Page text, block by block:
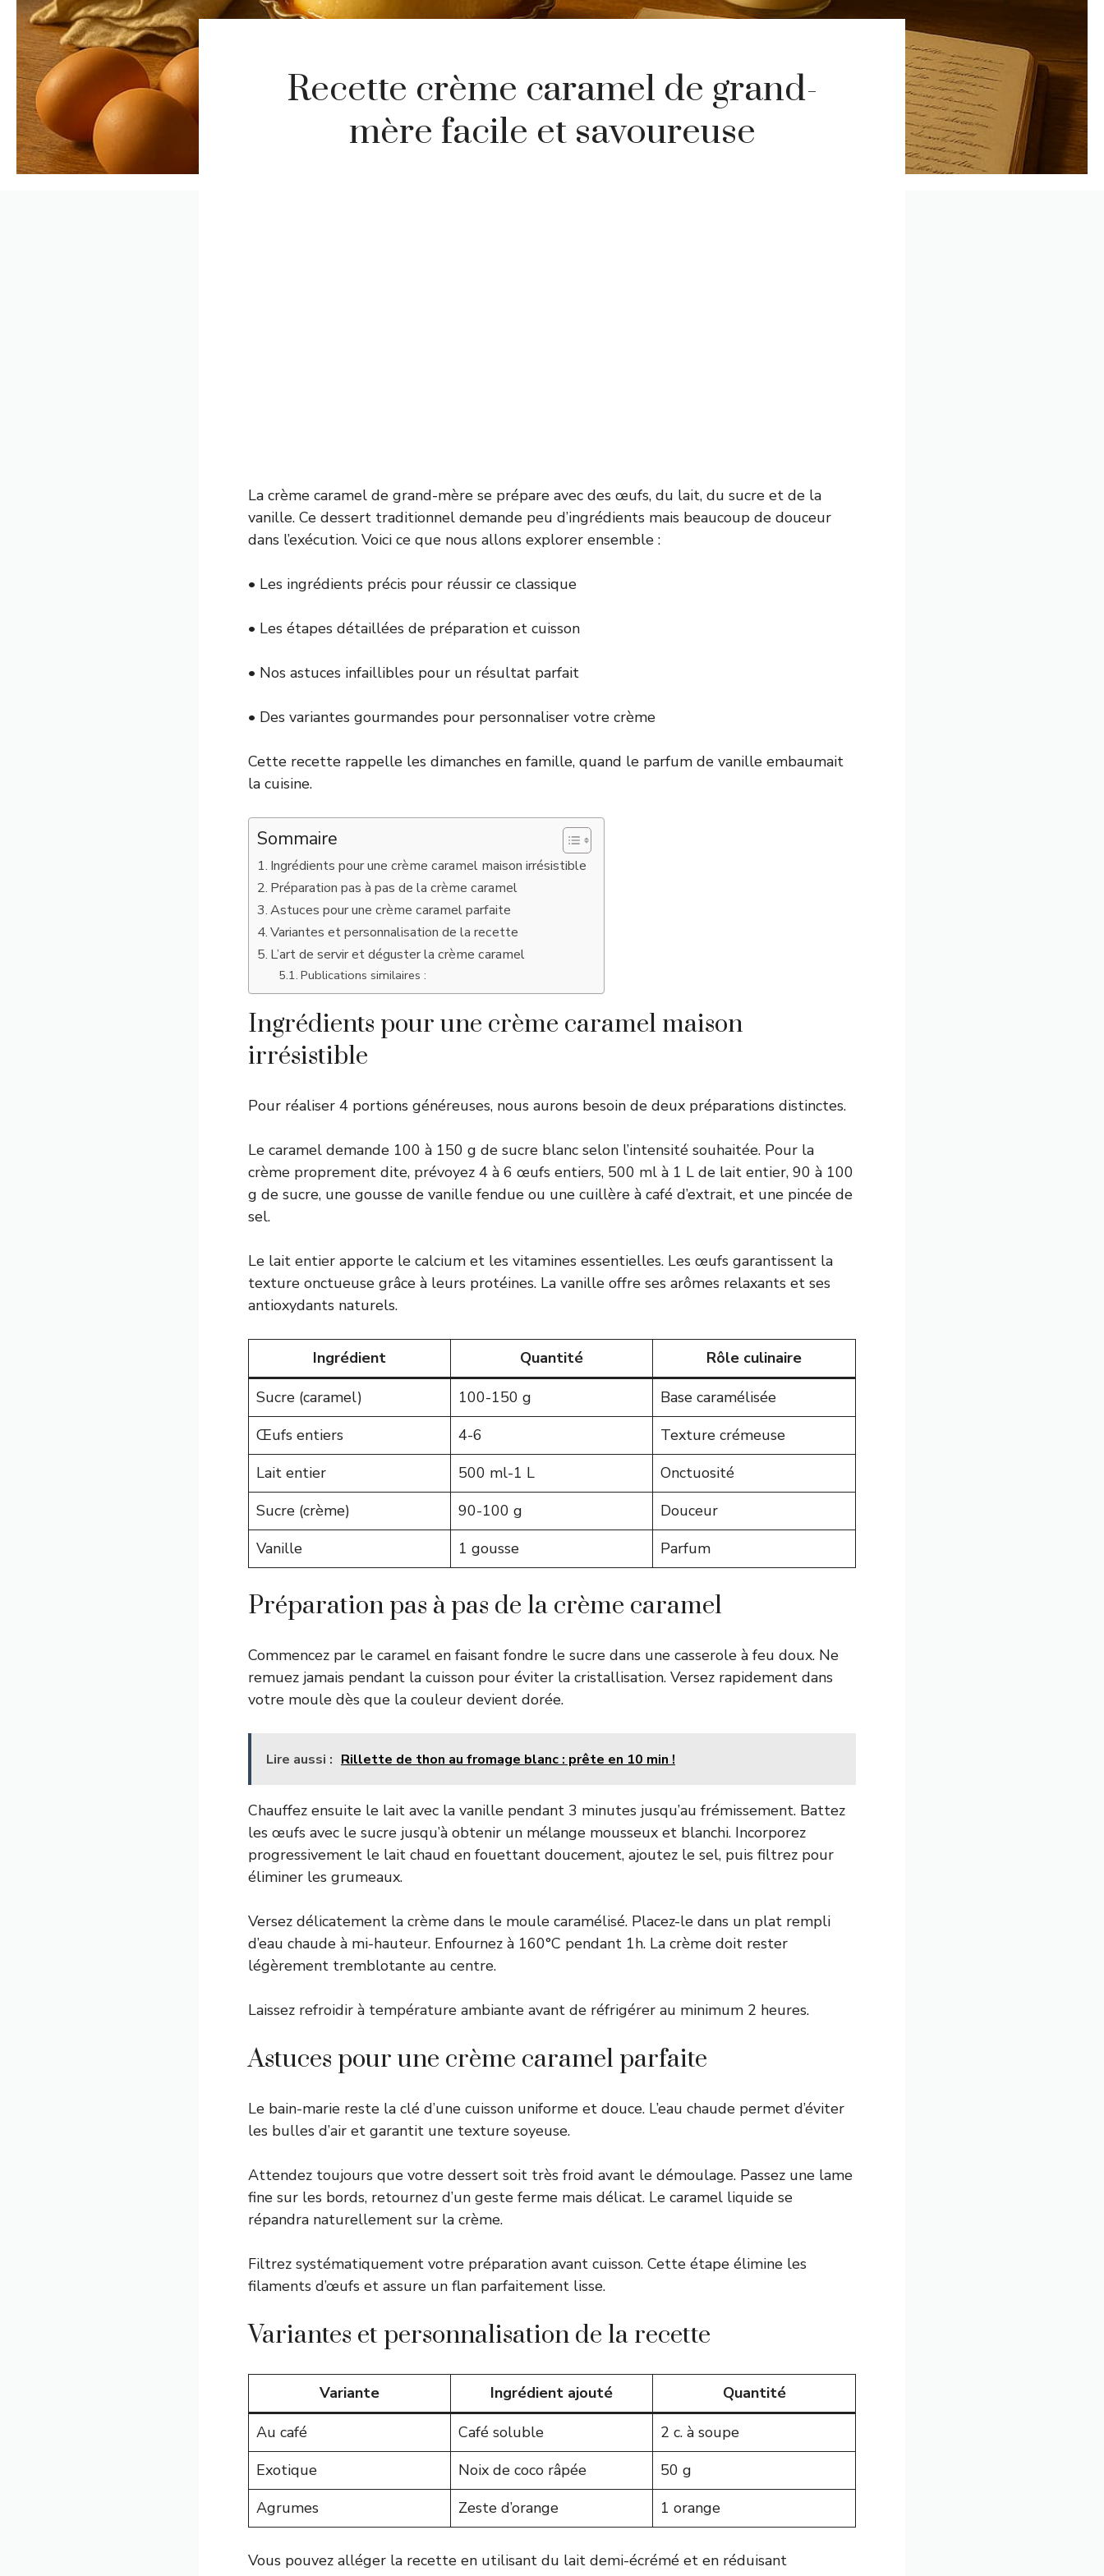
Recette crème caramel de grand-
mère facile et savoureuse
La crème caramel de grand-mère se prépare avec des œufs, du lait, du sucre et de la
vanille. Ce dessert traditionnel demande peu d’ingrédients mais beaucoup de douceur
dans l’exécution. Voici ce que nous allons explorer ensemble :
• Les ingrédients précis pour réussir ce classique
• Les étapes détaillées de préparation et cuisson
• Nos astuces infaillibles pour un résultat parfait
• Des variantes gourmandes pour personnaliser votre crème
Cette recette rappelle les dimanches en famille, quand le parfum de vanille embaumait
la cuisine.
Sommaire
Ingrédients pour une crème caramel maison irrésistible
Préparation pas à pas de la crème caramel
Astuces pour une crème caramel parfaite
Variantes et personnalisation de la recette
L’art de servir et déguster la crème caramel
Publications similaires :
Ingrédients pour une crème caramel maison
irrésistible
Pour réaliser 4 portions généreuses, nous aurons besoin de deux préparations distinctes.
Le caramel demande 100 à 150 g de sucre blanc selon l’intensité souhaitée. Pour la
crème proprement dite, prévoyez 4 à 6 œufs entiers, 500 ml à 1 L de lait entier, 90 à 100
g de sucre, une gousse de vanille fendue ou une cuillère à café d’extrait, et une pincée de
sel.
Le lait entier apporte le calcium et les vitamines essentielles. Les œufs garantissent la
texture onctueuse grâce à leurs protéines. La vanille offre ses arômes relaxants et ses
antioxydants naturels.
Ingrédient Quantité
Rôle culinaire
Sucre (caramel)
100-150 g
Base caramélisée
Œufs entiers
4-6
Texture crémeuse
Lait entier
500 ml-1 L
Onctuosité
Sucre (crème)
90-100 g
Douceur
Vanille
1 gousse Parfum
Préparation pas à pas de la crème caramel
Commencez par le caramel en faisant fondre le sucre dans une casserole à feu doux. Ne
remuez jamais pendant la cuisson pour éviter la cristallisation. Versez rapidement dans
votre moule dès que la couleur devient dorée.
Lire aussi : Rillette de thon au fromage blanc : prête en 10 min !
Chauffez ensuite le lait avec la vanille pendant 3 minutes jusqu’au frémissement. Battez
les œufs avec le sucre jusqu’à obtenir un mélange mousseux et blanchi. Incorporez
progressivement le lait chaud en fouettant doucement, ajoutez le sel, puis filtrez pour
éliminer les grumeaux.
Versez délicatement la crème dans le moule caramélisé. Placez-le dans un plat rempli
d’eau chaude à mi-hauteur. Enfournez à 160°C pendant 1h. La crème doit rester
légèrement tremblotante au centre.
Laissez refroidir à température ambiante avant de réfrigérer au minimum 2 heures.
Astuces pour une crème caramel parfaite
Le bain-marie reste la clé d’une cuisson uniforme et douce. L’eau chaude permet d’éviter
les bulles d’air et garantit une texture soyeuse.
Attendez toujours que votre dessert soit très froid avant le démoulage. Passez une lame
fine sur les bords, retournez d’un geste ferme mais délicat. Le caramel liquide se
répandra naturellement sur la crème.
Filtrez systématiquement votre préparation avant cuisson. Cette étape élimine les
filaments d’œufs et assure un flan parfaitement lisse.
Variantes et personnalisation de la recette
Variante Ingrédient ajouté
Quantité
Au café
Café soluble
2 c. à soupe
Exotique
Noix de coco râpée
50 g
Agrumes
Zeste d’orange 1 orange
Vous pouvez alléger la recette en utilisant du lait demi-écrémé et en réduisant